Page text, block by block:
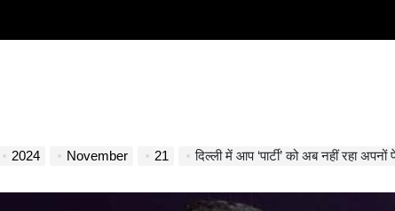
2024 November 21 दिल्ली में आप ‘पार्टी’ को अब नहीं रहा अपनों पे